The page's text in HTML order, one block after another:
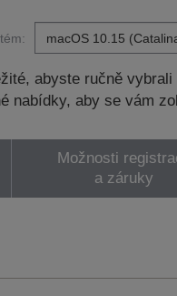
abyste ručně
nabídky, aby se vám
Možnosti
a záruky